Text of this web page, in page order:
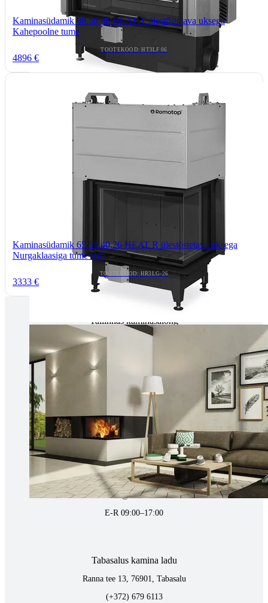
Kaminasüdamik 88.50.06 HEAT T ülestõstetava uksega
Kahepoolne tume
TOOTEKOOD: HT3LF 06
4896 €
Kaminasüdamik 65.51.40.26 HEAT R ülestõstetava uksega
Nurgaklaasiga tume sisu
TOOTEKOOD: HR3LG-26
3333 €
Tallinnas kaminasalong
Pärnu mnt. 139E/2, 11317, Tallinn
kaminakoda@kaminakoda.ee
E-R 10:00-18:30
Tartus kivi töötlemine
Tähe 127E, Tartu
(+372) 747 7107
vaino@raidkivi.ee
E-R 09:00–17:00
Tabasalus kamina ladu
Ranna tee 13, 76901, Tabasalu
(+372) 679 6113